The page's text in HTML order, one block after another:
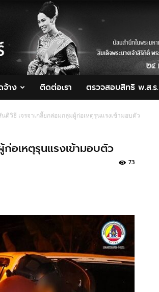
าง ติดต่อเรา ตรวจสอบสิทธิ พ.ส.ร.
ติวิธี เจรจาเกลี้ยกล่อมกลุ่มผู้ก่อเหตุรุนแรงเข้ามอบตัว
ก่อเหตุรุนแรงเข้ามอบตัว
73